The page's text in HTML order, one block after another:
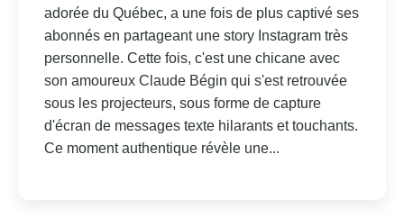
adorée du Québec, a une fois de plus captivé ses
abonnés en partageant une story Instagram très
personnelle. Cette fois, c'est une chicane avec
son amoureux Claude Bégin qui s'est retrouvée
sous les projecteurs, sous forme de capture
d'écran de messages texte hilarants et touchants.
Ce moment authentique révèle une...